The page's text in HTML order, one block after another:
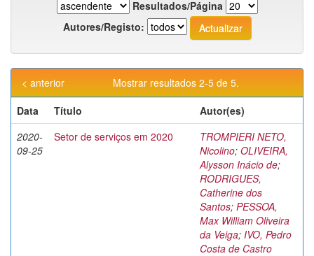
Resultados/Página
Autores/Registo:
Mostrar resultados 2-5 de 5.
< anterior
Data
Título
Autor(es)
2020-
09-25
Setor de serviços em 2020
TROMPIERI NETO,
Nicolino; OLIVEIRA,
Alysson Inácio de;
RODRIGUES,
Catherine dos
Santos; PESSOA,
Max William Oliveira
da Veiga; IVO, Pedro
Costa de Castro